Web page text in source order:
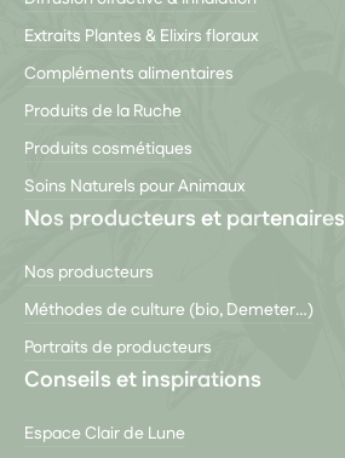
Extraits Plantes & Elixirs floraux
Compléments alimentaires
Produits de la Ruche
Produits cosmétiques
Soins Naturels pour Animaux
Nos producteurs et partenaires
Nos producteurs
Méthodes de culture (bio, Demeter…)
Portraits de producteurs
Conseils et inspirations
Espace Clair de Lune